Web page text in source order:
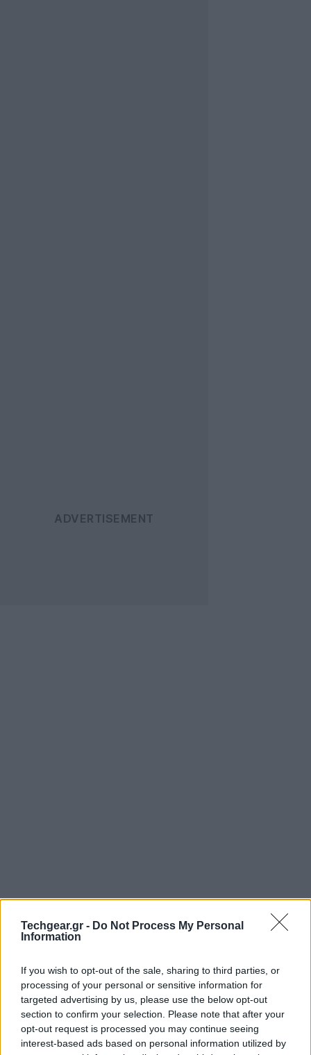
Techgear.gr - Do Not Process My Personal
Information
If you wish to opt-out of the sale, sharing to third parties, or
processing of your personal or sensitive information for
targeted advertising by us, please use the below opt-out
section to confirm your selection. Please note that after your
opt-out request is processed you may continue seeing
interest-based ads based on personal information utilized by